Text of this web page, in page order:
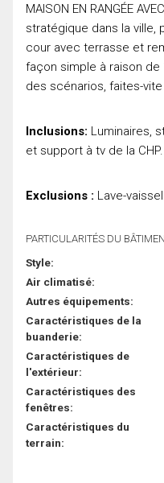
MAISON EN RANGÉE
stratégique dans la
cour avec terrasse et
façon simple à raison
des scénarios, faites-
Inclusions: Luminaires,
et support à tv de la CHP.
Exclusions : Lave-
PARTICULARITÉS DU
Style:
Air climatisé:
Autres équipements:
Caractéristiques de la
buanderie:
Caractéristiques de
l'extérieur:
Caractéristiques des
fenêtres:
Caractéristiques du
terrain: